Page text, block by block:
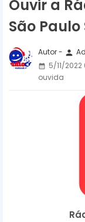
Ouvir a
São Paulo
Autor - person
5/11/2022
ouvida